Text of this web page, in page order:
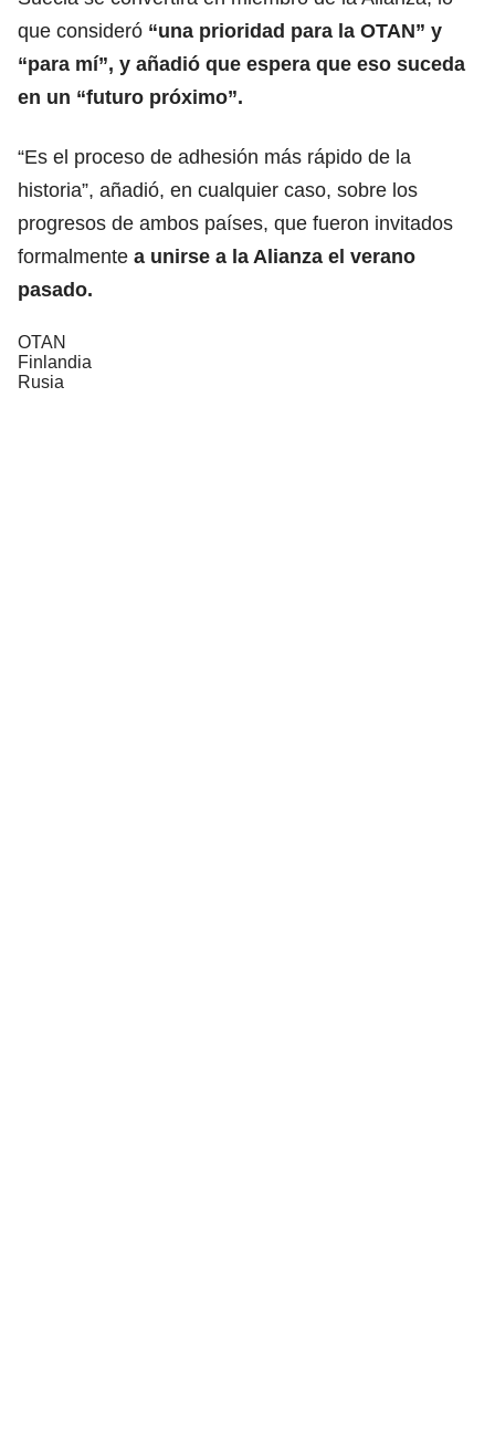
que consideró “una prioridad para la OTAN” y
“para mí”, y añadió que espera que eso suceda
en un “futuro próximo”.
“Es el proceso de adhesión más rápido de la
historia”, añadió, en cualquier caso, sobre los
progresos de ambos países, que fueron invitados
formalmente a unirse a la Alianza el verano
pasado.
OTAN
Finlandia
Rusia